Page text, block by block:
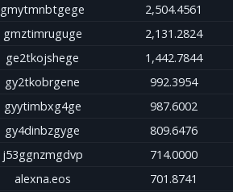
gmytmnbtgege
2,504.4561
gmztimruguge
2,131.2824
ge2tkojshege
1,442.7844
gy2tkobrgene
992.3954
gyytimbxg4ge
987.6002
gy4dinbzgyge
809.6476
j53ggnzmgdvp
714.0000
alexna.eos
701.8741